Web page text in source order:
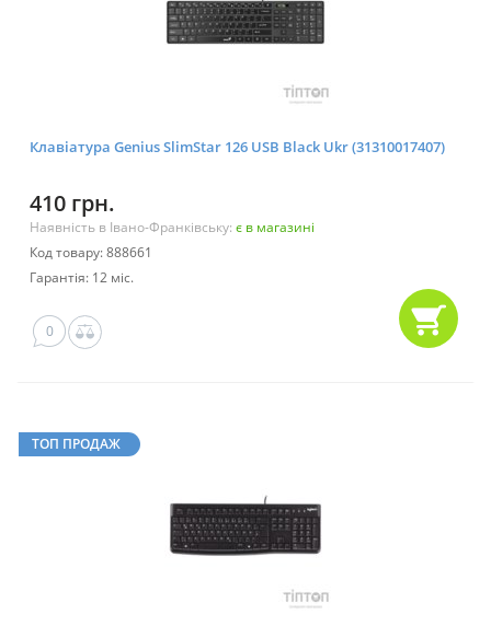
Клавіатура Genius SlimStar 126 USB Black Ukr (31310017407)
410 грн.
Наявність в Івано-Франківську: є в магазині
Код товару: 888661
Гарантія: 12 міс.
0
ТОП ПРОДАЖ